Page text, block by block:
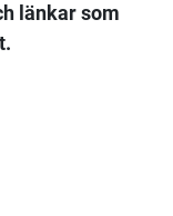
länkar som